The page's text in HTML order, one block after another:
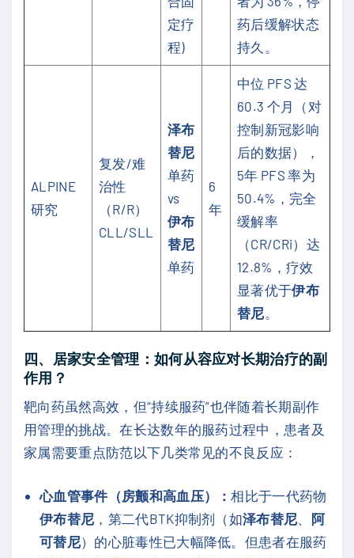
定疗
程)
药后缓解状态
持久。
ALPINE
研究
复发/难
治性
（R/R）
CLL/SLL
泽布
替尼
单药
vs
伊布
替尼
单药
6
年
中位 PFS 达
60.3 个月（对
控制新冠影响
后的数据），
5年 PFS 率为
50.4%，完全
缓解率
（CR/CRi）达
12.8%，疗效
显著优于伊布
替尼。
四、居家安全管理：如何从容应对长期治疗的副
作用？
靶向药虽然高效，但“持续服药”也伴随着长期副作
用管理的挑战。在长达数年的服药过程中，患者及
家属需要重点防范以下几类常见的不良反应：
心血管事件（房颤和高血压）：相比于一代药物
伊布替尼 ，第二代BTK抑制剂（如泽布替尼
阿
可替尼）的心脏毒性已大幅降低。但患者在服药